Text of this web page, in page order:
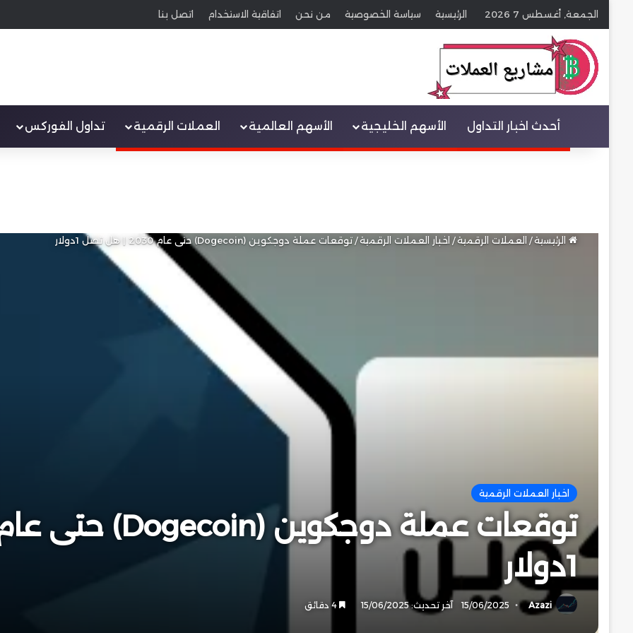
الجمعة, أغسطس 7 2026 الرئيسية سياسة الخصوصية من نحن اتفاقية الاستخدام اتصل بنا
عنصر القائمة
أحدث اخبار التداول الأسهم الخليجية الأسهم العالمية العملات الرقمية تداول الفوركس
الرئيسية/ العملات الرقمية/ اخبار العملات الرقمية/ توقعات عملة دوجكوين (Dogecoin) حتى عام 2030 | هل تصل 1دولار
اخبار العملات الرقمية
1دولار
Azazi
15/06/2025 آخر تحديث: 15/06/2025 4 دقائق